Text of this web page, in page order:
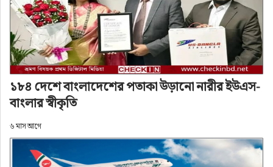
এর আগো গত ১ ডিসেম্বর থেকে কক্সবাজার-সেন্ট মার্টিন
রুটে পর্যটকবাহী জাহাজ চলাচল শুরু হয়। সরকারি
নির্দেশনা অনুযায়ী যা চলবে আগামী ৩১ জানুয়ারি পর্যন্ত।
সর্বশেষ
১৮৪ দেশে বাংলাদেশের পতাকা উড়ানো নারীর ইউএস-
বাংলার স্বীকৃতি
৬ মাস আগে